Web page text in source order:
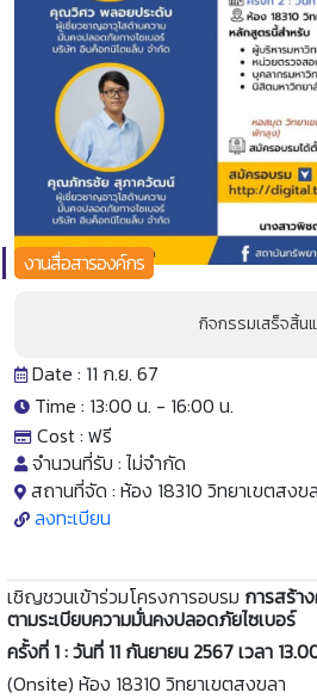
งานสื่อสารองค์กร
กิจกรรมเสร็จสิ้น
Date : 11 ก.ย. 67
Time : 13:00 น. - 16:00 น.
Cost : ฟรี
จำนวนที่รับ : ไม่จำกัด
สถานที่จัด : ห้อง 18310 วิทยาเขตสงข
ลงทะเบียน
เชิญชวนเข้าร่วมโครงการอบรม การสร้า
ตามระเบียบความมั่นคงปลอดภัยไซเบอร์
ครั้งที่ 1 : วันที่ 11 กันยายน 2567 เวลา
(Onsite) ห้อง 18310 วิทยาเขตสงขลา